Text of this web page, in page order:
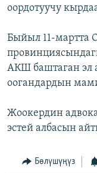
оордотуучу
Быйыл 11-мартта
АКШ баштаган эл
оогандардын
Жоокердин
эстей албасын
Бөлүшүңүз